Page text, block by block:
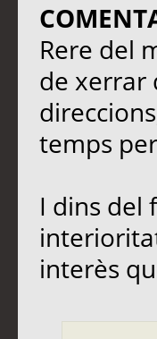
Rere del
de xerrar
temps
I dins del
interès